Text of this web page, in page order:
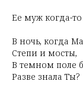
Ее муж когда-
В ночь, когда
Степи и мосты,
В темном поле
Разве знала Ты?